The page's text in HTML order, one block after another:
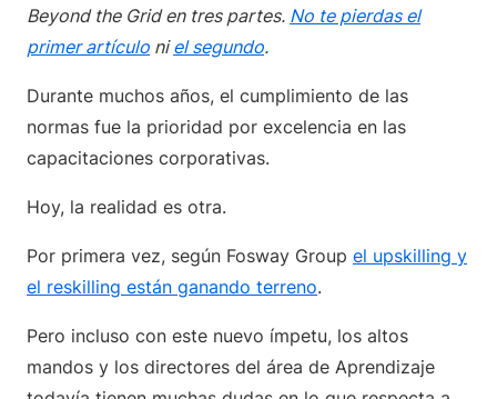
Beyond the Grid en tres partes. No te pierdas el
primer artículo niel segundo.
Durante muchos años, el cumplimiento de las
normas fue la prioridad por excelencia en las
capacitaciones corporativas.
Hoy, la realidad es otra.
Por primera vez, según Fosway Group el upskilling y
el reskilling están ganando terreno.
Pero incluso con este nuevo ímpetu, los altos
mandos y los directores del área de Aprendizaje